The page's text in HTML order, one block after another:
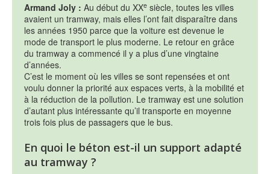
Armand Joly : Au début du XXe siècle, toutes les villes
avaient un tramway, mais elles l’ont fait disparaître dans
les années 1950 parce que la voiture est devenue le
mode de transport le plus moderne. Le retour en grâce
du tramway a commencé il y a plus d’une vingtaine
d’années.
C’est le moment où les villes se sont repensées et ont
voulu donner la priorité aux espaces verts, à la mobilité et
à la réduction de la pollution. Le tramway est une solution
d’autant plus intéressante qu’il transporte en moyenne
trois fois plus de passagers que le bus.
En quoi le béton est-il un support adapté
au tramway ?